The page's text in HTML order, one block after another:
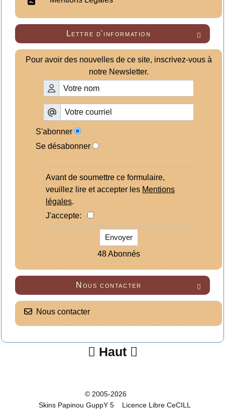

Lettre d'information
Pour avoir des nouvelles de ce site, inscrivez-vous à
notre Newsletter.
S'abonner
Se désabonner
Avant de soumettre ce formulaire,
veuillez lire et accepter les Mentions
légales.
J'accepte:
Envoyer
48 Abonnés

Nous contacter
Nous contacter
 Haut 
© 2005-2026
Skins Papinou GuppY 5
Licence Libre CeCILL